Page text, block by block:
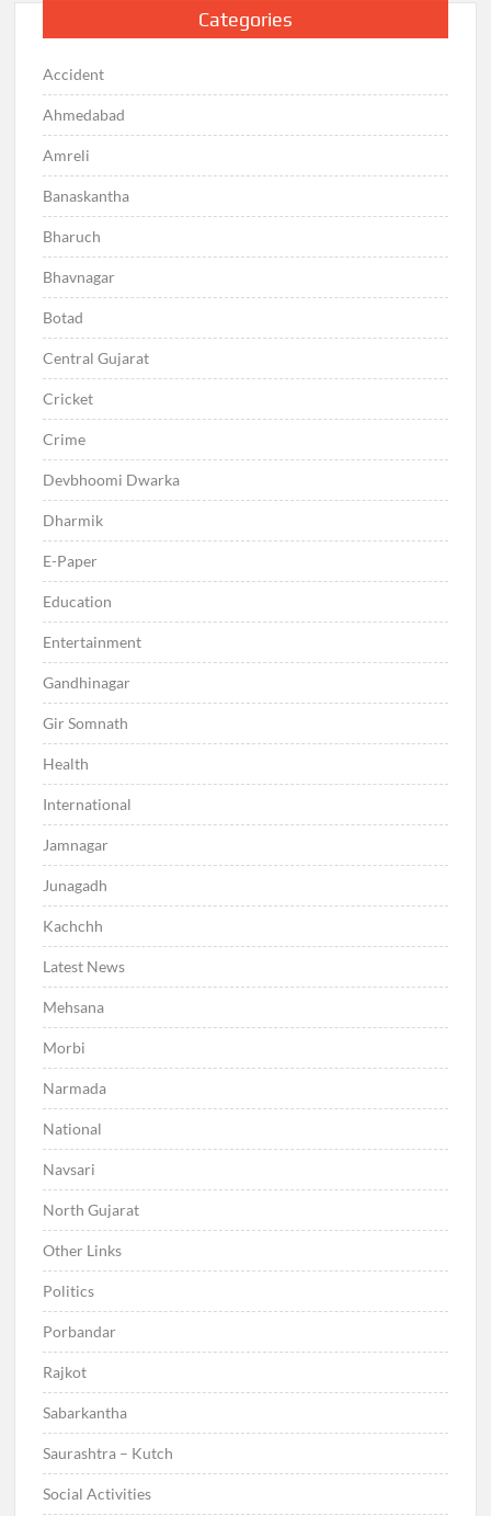
Categories
Accident
Ahmedabad
Amreli
Banaskantha
Bharuch
Bhavnagar
Botad
Central Gujarat
Cricket
Crime
Devbhoomi Dwarka
Dharmik
E-Paper
Education
Entertainment
Gandhinagar
Gir Somnath
Health
International
Jamnagar
Junagadh
Kachchh
Latest News
Mehsana
Morbi
Narmada
National
Navsari
North Gujarat
Other Links
Politics
Porbandar
Rajkot
Sabarkantha
Saurashtra – Kutch
Social Activities